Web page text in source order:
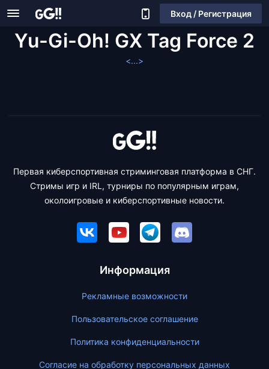
Вход / Регистрация
Yu-Gi-Oh! GX Tag Force 2
<...>
Первая киберспортивная стриминговая платформа в СНГ.
Стримы игр и IRL, турниры по популярным играм,
околоигровые и киберспортивные новости.
Информация
Рекламные возможности
Пользовательское соглашение
Политика конфиденциальности
Согласие на обработку персональных данных